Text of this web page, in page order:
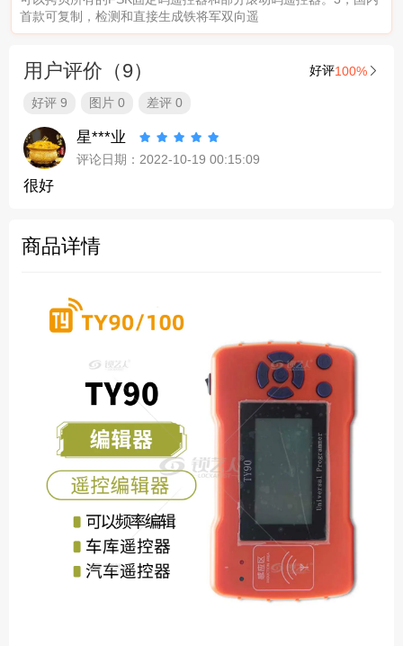
首款可复制，检测和直接生成铁将军双向遥
用户评价（9） 好评100%
好评 9 图片 0 差评 0
星***业     
评论日期：2022-10-19 00:15:09
很好
商品详情